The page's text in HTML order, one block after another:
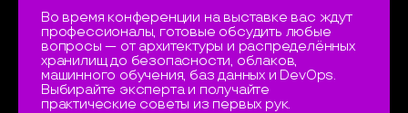
Во время конференции на выставке вас ждут
профессионалы, готовые обсудить любые
вопросы — от архитектуры и распределённых
хранилищ до безопасности, облаков,
машинного обучения, баз данных и DevOps.
Выбирайте эксперта и получайте
практические советы из первых рук.